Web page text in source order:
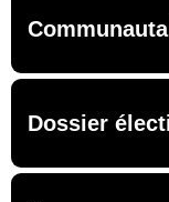
Dossier